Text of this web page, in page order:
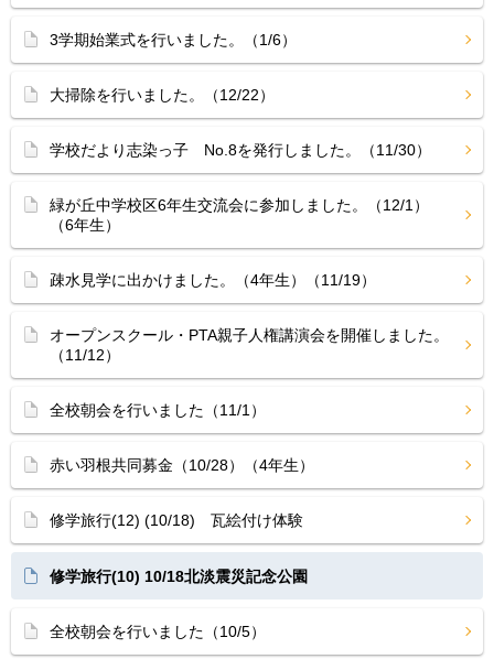
3学期始業式を行いました。（1/6）
大掃除を行いました。（12/22）
学校だより志染っ子 No.8を発行しました。（11/30）
緑が丘中学校区6年生交流会に参加しました。（12/1）
（6年生）
疎水見学に出かけました。（4年生）（11/19）
オープンスクール・PTA親子人権講演会を開催しました。
（11/12）
全校朝会を行いました（11/1）
赤い羽根共同募金（10/28）（4年生）
修学旅行(12) (10/18) 瓦絵付け体験
修学旅行(10) 10/18北淡震災記念公園
全校朝会を行いました（10/5）